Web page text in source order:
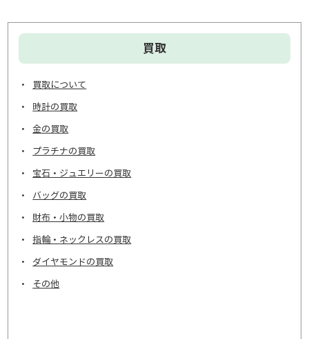
買取
買取について
時計の買取
金の買取
プラチナの買取
宝石・ジュエリーの買取
バッグの買取
財布・小物の買取
指輪・ネックレスの買取
ダイヤモンドの買取
その他